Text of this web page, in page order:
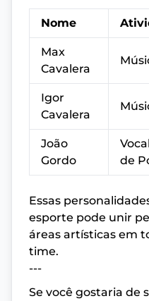
Nome
Max
Cavalera
Igor
Cavalera
João
Gordo
de
Essas
esporte pode unir
áreas artísticas em
time.
---
Se você gostaria de